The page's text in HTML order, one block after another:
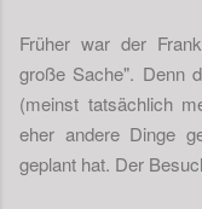
Früher war der
große Sache". Denn
(meinst tatsächlich
eher andere Dinge
geplant hat. Der